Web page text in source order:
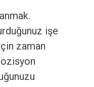
işe
zaman